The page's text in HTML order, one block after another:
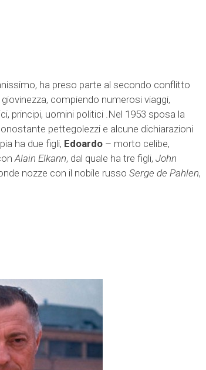
ha preso parte al secondo conflitto
compiendo numerosi viaggi,
principi, uomini politici .Nel 1953 sposa la
pettegolezzi e alcune dichiarazioni
ha due figli, Edoardo – morto celibe,
Alain Elkann, dal quale ha tre figli, John
nozze con il nobile russo Serge de Pahlen,